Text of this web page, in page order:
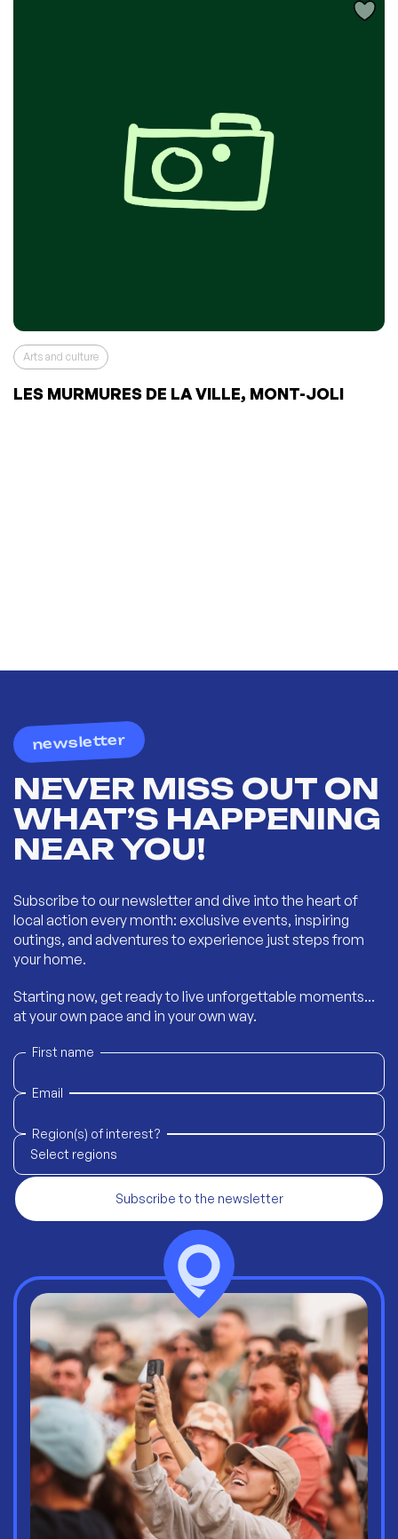
Arts and culture
LES MURMURES DE LA VILLE, MONT-JOLI
newsletter
NEVER MISS OUT ON
WHAT’S HAPPENING
NEAR YOU!
Subscribe to our newsletter and dive into the heart of
local action every month: exclusive events, inspiring
outings, and adventures to experience just steps from
your home.
Starting now, get ready to live unforgettable moments...
at your own pace and in your own way.
First name
Email
Region(s) of interest?
Select regions
Subscribe to the newsletter